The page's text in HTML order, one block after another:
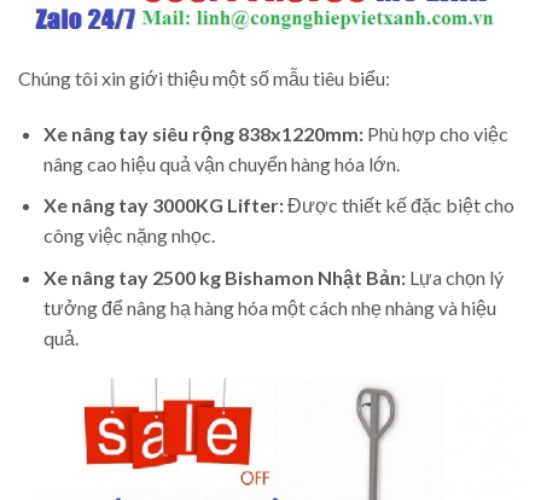
Chúng tôi xin giới thiệu một số mẫu tiêu biểu:
Xe nâng tay siêu rộng 838x1220mm:Phù hợp cho việc
nâng cao hiệu quả vận chuyển hàng hóa lớn.
Xe nâng tay 3000KG Lifter:Được thiết kế đặc biệt cho
công việc nặng nhọc.
Xe nâng tay 2500 kg Bishamon Nhật Bản:Lựa chọn lý
tưởng để nâng hạ hàng hóa một cách nhẹ nhàng và hiệu
quả.